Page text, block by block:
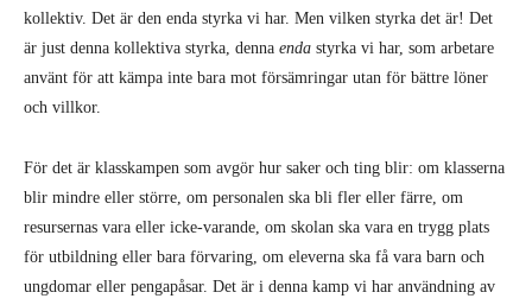
kollektiv. Det är den enda styrka vi har. Men vilken styrka det är! Det
är just denna kollektiva styrka, denna enda styrka vi har, som arbetare
använt för att kämpa inte bara mot försämringar utan för bättre löner
och villkor.
För det är klasskampen som avgör hur saker och ting blir: om klasserna
blir mindre eller större, om personalen ska bli fler eller färre, om
resursernas vara eller icke-varande, om skolan ska vara en trygg plats
för utbildning eller bara förvaring, om eleverna ska få vara barn och
ungdomar eller pengapåsar. Det är i denna kamp vi har användning av